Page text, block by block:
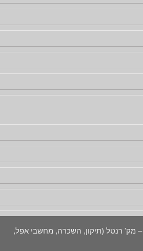
כל הזכויות שמורות © 2026 – מק' רנטל (תיקון, השכרה, מחשבי אפל,